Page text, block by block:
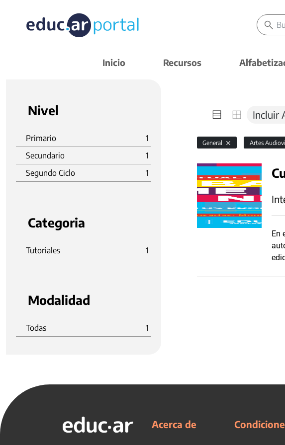
Inicio Recursos
Nivel
Primario
1
Secundario
1
Segundo Ciclo
1
Categoria
Tutoriales 1
Modalidad
Todas 1
Incluir
General Artes
En
Acerca de